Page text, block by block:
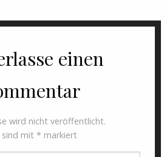
einen
wird nicht veröffentlicht.
sind mit * markiert